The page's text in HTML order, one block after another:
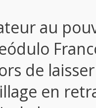
au
de
en